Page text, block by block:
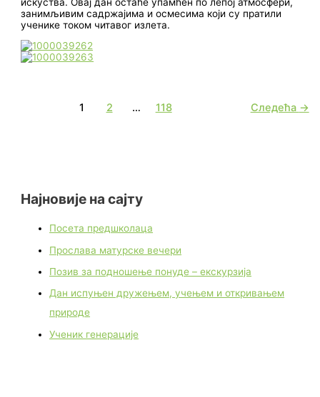
занимљивим садржајима и осмесима који су пратили
ученике током читавог излета.
1 2 … 118 Следећа →
Најновије на сајту
Посета предшколаца
Прослава матурске вечери
Позив за подношење понуде – екскурзија
Дан испуњен дружењем, учењем и откривањем
природе
Ученик генерације